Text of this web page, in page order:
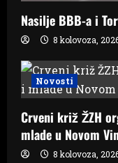
Nasilje BBB-a i
8 kolovoza,
Novosti
Crveni križ ŽZH
mlade u Novom
8 kolovoza,